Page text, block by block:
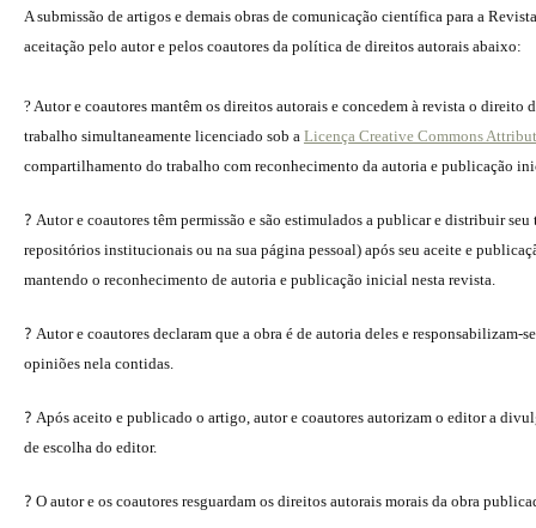
A submissão de artigos e demais obras de comunicação científica para a
aceitação pelo autor e pelos coautores da política de direitos autorais abaixo:
? Autor e coautores mantêm os direitos autorais e concedem à revista o direito
trabalho simultaneamente licenciado sob a Licença Creative Commons
compartilhamento do trabalho com reconhecimento da autoria e publicação
? Autor e coautores têm permissão e são estimulados a publicar e distribuir
repositórios institucionais ou na sua página pessoal) após seu aceite e
mantendo o reconhecimento de autoria e publicação inicial nesta revista.
? Autor e coautores declaram que a obra é de autoria deles e responsabilizam-
opiniões nela contidas.
? Após aceito e publicado o artigo, autor e coautores autorizam o editor a
de escolha do editor.
? O autor e os coautores resguardam os direitos autorais morais da obra